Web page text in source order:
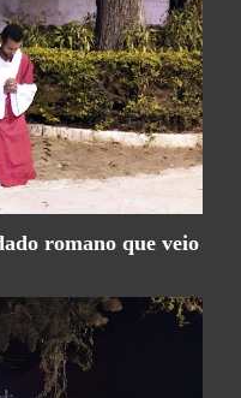
romano que veio